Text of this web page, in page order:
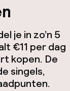
je in zo’n 5
€11 per dag
kopen. De
singels,